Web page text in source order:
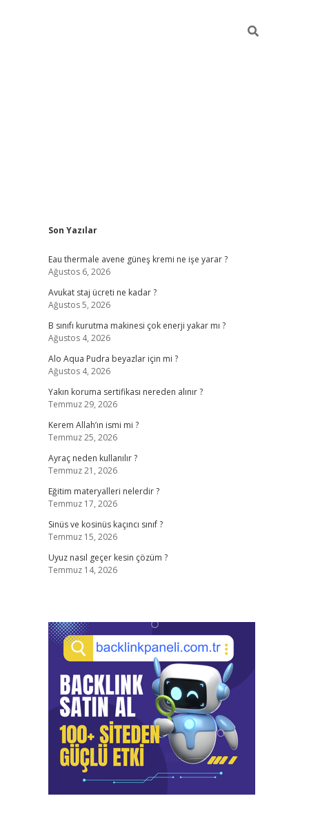
Sidebar
Son Yazılar
Eau thermale avene güneş kremi ne işe yarar ?
Ağustos 6, 2026
Avukat staj ücreti ne kadar ?
Ağustos 5, 2026
B sınıfı kurutma makinesi çok enerji yakar mı ?
Ağustos 4, 2026
Alo Aqua Pudra beyazlar için mi ?
Ağustos 4, 2026
Yakın koruma sertifikası nereden alınır ?
Temmuz 29, 2026
Kerem Allah’ın ismi mi ?
Temmuz 25, 2026
Ayraç neden kullanılır ?
Temmuz 21, 2026
Eğitim materyalleri nelerdir ?
Temmuz 17, 2026
Sinüs ve kosinüs kaçıncı sınıf ?
Temmuz 15, 2026
Uyuz nasıl geçer kesin çözüm ?
Temmuz 14, 2026